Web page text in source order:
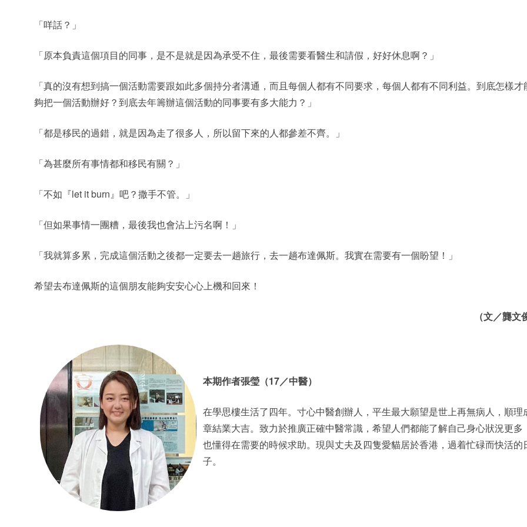
「咩話？」
「原本負責這個項目的同事，是不是就是因為承受不住，最後需要看醫生和請假，好好休息啊？」
「真的沒有想到搞一個活動需要跟如此多個持分者溝通，而且每個人都有不同要求，每個人都有不同利益。到底怎樣才
夠把一個活動辦好？到底去年籌辦這個活動的同事要有多大能力？」
「都是移民的過錯，就是因為走了很多人，所以留下來的人都參差不齊。」
「為甚麼所有事情都和移民有關？」
「不如『let it burn』吧？撒手不管。」
「但如果事情一團糟，最後我也會沾上污名啊！」
「我就算多累，完成這個活動之後都一定要去一趟旅行，去一趟布達佩斯。我實在需要有一個盼望！」
希望去布達佩斯的這個朋友能夠安安心心上機和回來！
（文／龔文
本期作者張瑩（17／中醫）
在學思樓生活了四年。寸心中醫創辦人，平生最大願望是世上再無病人，順理
章結業大吉。致力於推廣正確中醫常識，希望人們都能了解自己身心狀況更多
也懂得在需要的時候求助。現與丈夫及四隻愛貓居於香港，過着忙碌而快活的
子。